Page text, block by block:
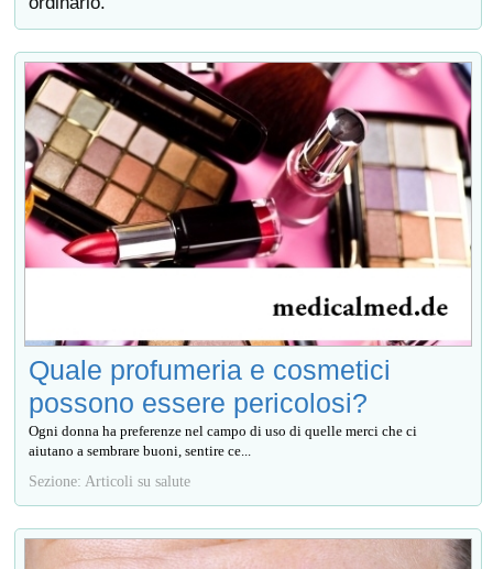
Quale profumeria e cosmetici
possono essere pericolosi?
Ogni donna ha preferenze nel campo di uso di quelle merci che ci
aiutano a sembrare buoni, sentire се...
Sezione: Articoli su salute